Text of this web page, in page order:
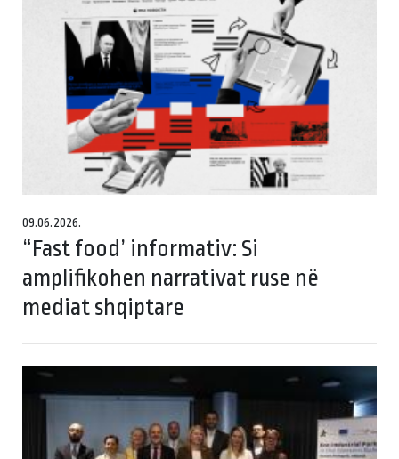
09.06.2026.
“Fast food’ informativ: Si
amplifikohen narrativat ruse në
mediat shqiptare